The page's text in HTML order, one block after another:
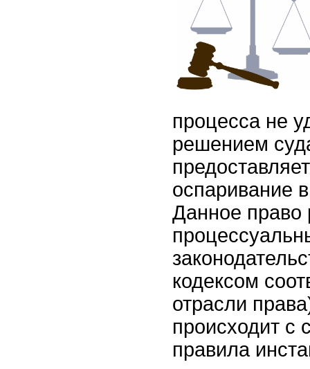
процесса не
решением
оспаривание
Данное право
кодексом
отрасли
происходит с
правила